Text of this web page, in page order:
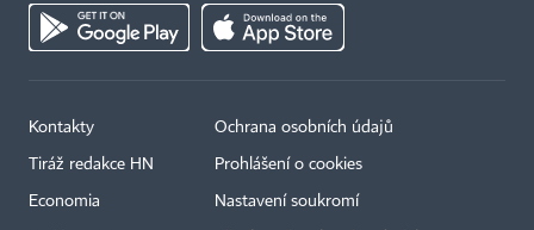
Kontakty
Tiráž redakce HN
Economia
Ochrana osobních údajů
Prohlášení o cookies
Nastavení soukromí